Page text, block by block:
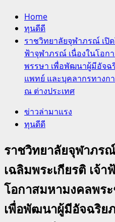
Home
ทุนดีดี
ราชวิทยาลัยจุฬาภรณ์ เปิ
ฟ้าจุฬาภรณ์ เนื่องในโอก
พรรษา เพื่อพัฒนาผู้มีอัจฉ
แพทย์ และบุคลากรทาง
ณ ต่างประเทศ
ข่าวล่ามาแรง
ทุนดีดี
ราชวิทยาลัยจุฬาภร
เฉลิมพระเกียรติ เจ้
โอกาสมหามงคลพร
เพื่อพัฒนาผู้มีอัจฉริย